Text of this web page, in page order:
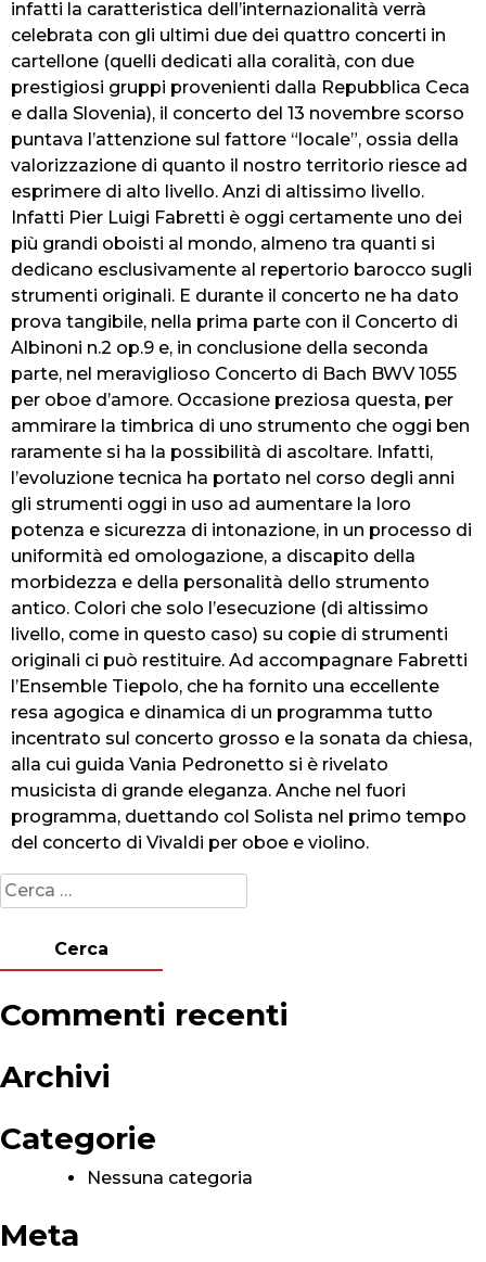
infatti la caratteristica dell’internazionalità verrà
celebrata con gli ultimi due dei quattro concerti in
cartellone (quelli dedicati alla coralità, con due
prestigiosi gruppi provenienti dalla Repubblica Ceca
e dalla Slovenia), il concerto del 13 novembre scorso
puntava l’attenzione sul fattore “locale”, ossia della
valorizzazione di quanto il nostro territorio riesce ad
esprimere di alto livello. Anzi di altissimo livello.
Infatti Pier Luigi Fabretti è oggi certamente uno dei
più grandi oboisti al mondo, almeno tra quanti si
dedicano esclusivamente al repertorio barocco sugli
strumenti originali. E durante il concerto ne ha dato
prova tangibile, nella prima parte con il Concerto di
Albinoni n.2 op.9 e, in conclusione della seconda
parte, nel meraviglioso Concerto di Bach BWV 1055
per oboe d’amore. Occasione preziosa questa, per
ammirare la timbrica di uno strumento che oggi ben
raramente si ha la possibilità di ascoltare. Infatti,
l’evoluzione tecnica ha portato nel corso degli anni
gli strumenti oggi in uso ad aumentare la loro
potenza e sicurezza di intonazione, in un processo di
uniformità ed omologazione, a discapito della
morbidezza e della personalità dello strumento
antico. Colori che solo l’esecuzione (di altissimo
livello, come in questo caso) su copie di strumenti
originali ci può restituire. Ad accompagnare Fabretti
l’Ensemble Tiepolo, che ha fornito una eccellente
resa agogica e dinamica di un programma tutto
incentrato sul concerto grosso e la sonata da chiesa,
alla cui guida Vania Pedronetto si è rivelato
musicista di grande eleganza. Anche nel fuori
programma, duettando col Solista nel primo tempo
del concerto di Vivaldi per oboe e violino.
Ricerca
per:
Commenti recenti
Archivi
Categorie
Nessuna categoria
Meta